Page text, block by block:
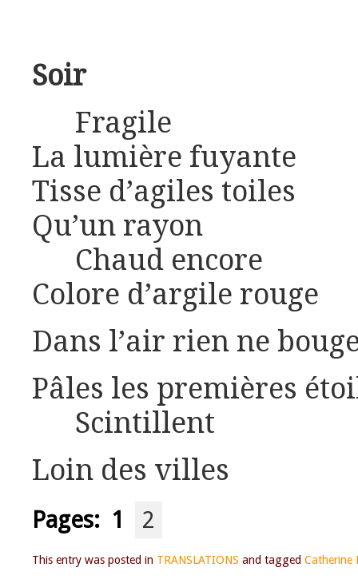
Soir
Fragile
La lumière fuyante
Tisse d’agiles toiles
Qu’un rayon
Chaud encore
Colore d’argile rouge
Dans l’air rien ne
Pâles les premières
Scintillent
Loin des villes
Pages: 1 2
This entry was posted in TRANSLATIONS and tagged Catherine